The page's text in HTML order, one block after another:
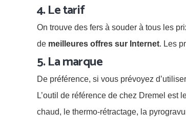
4. Le tarif
On trouve des fers à souder à tous les
de meilleures offres sur Internet. Les
5. La marque
De préférence, si vous prévoyez
L’outil de référence de chez Dremel est
chaud, le thermo-rétractage, la